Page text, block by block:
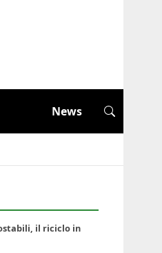
News
il riciclo in